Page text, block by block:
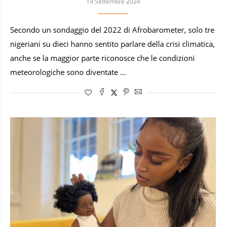
Secondo un sondaggio del 2022 di Afrobarometer, solo tre
nigeriani su dieci hanno sentito parlare della crisi climatica,
anche se la maggior parte riconosce che le condizioni
meteorologiche sono diventate …